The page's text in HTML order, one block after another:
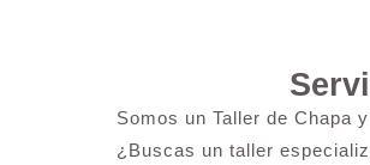
Somos un Taller de Chapa
¿Buscas un taller